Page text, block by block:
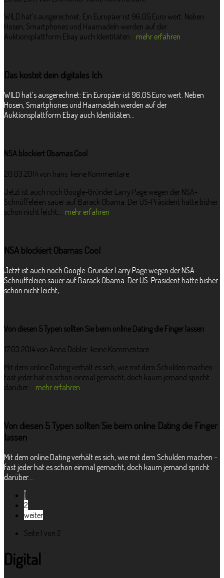
WILD hat’s ausgerechnet: Ein Europäer ist 96,05 Euro wert. Neben
Hosen, Smartphones und Haarnadeln werden auf der
Auktionsplattform Ebay auch Identitäten... mehr erfahren
Das kostet dein digitales Ich
WILD hat’s ausgerechnet: Ein Europäer ist 96,05 Euro wert. Neben
Hosen, Smartphones und Haarnadeln werden auf der
Auktionsplattform Ebay auch Identitäten...
NSA blockiert Obamas Cool
20.03.2014 von hans keine Kommentare
Jetzt ist auch noch Google-Gründer Larry Page wegen der NSA-
Schnüffeleien sauer auf Barack Obama. Der US-Präsident hatte bisher
schon nicht leicht,... mehr erfahren
NSA blockiert Obamas Cool
Jetzt ist auch noch Google-Gründer Larry Page wegen der NSA-
Schnüffeleien sauer auf Barack Obama. Der US-Präsident hatte bisher
schon nicht leicht,...
Von diesen 5 Typen sollten Sie beim online Dating die Finger lassen
17.03.2014 von Anna Dobler keine Kommentare
Mit dem online Dating verhält es sich, wie mit dem Schulden machen –
fast jeder hat es schon einmal gemacht, doch kaum jemand spricht
darüber.... mehr erfahren
Von diesen 5 Typen sollten Sie beim online Dating die Finger
lassen
Mit dem online Dating verhält es sich, wie mit dem Schulden machen –
fast jeder hat es schon einmal gemacht, doch kaum jemand spricht
darüber....
1
2
weiter
Seite 1 von 2
Digital